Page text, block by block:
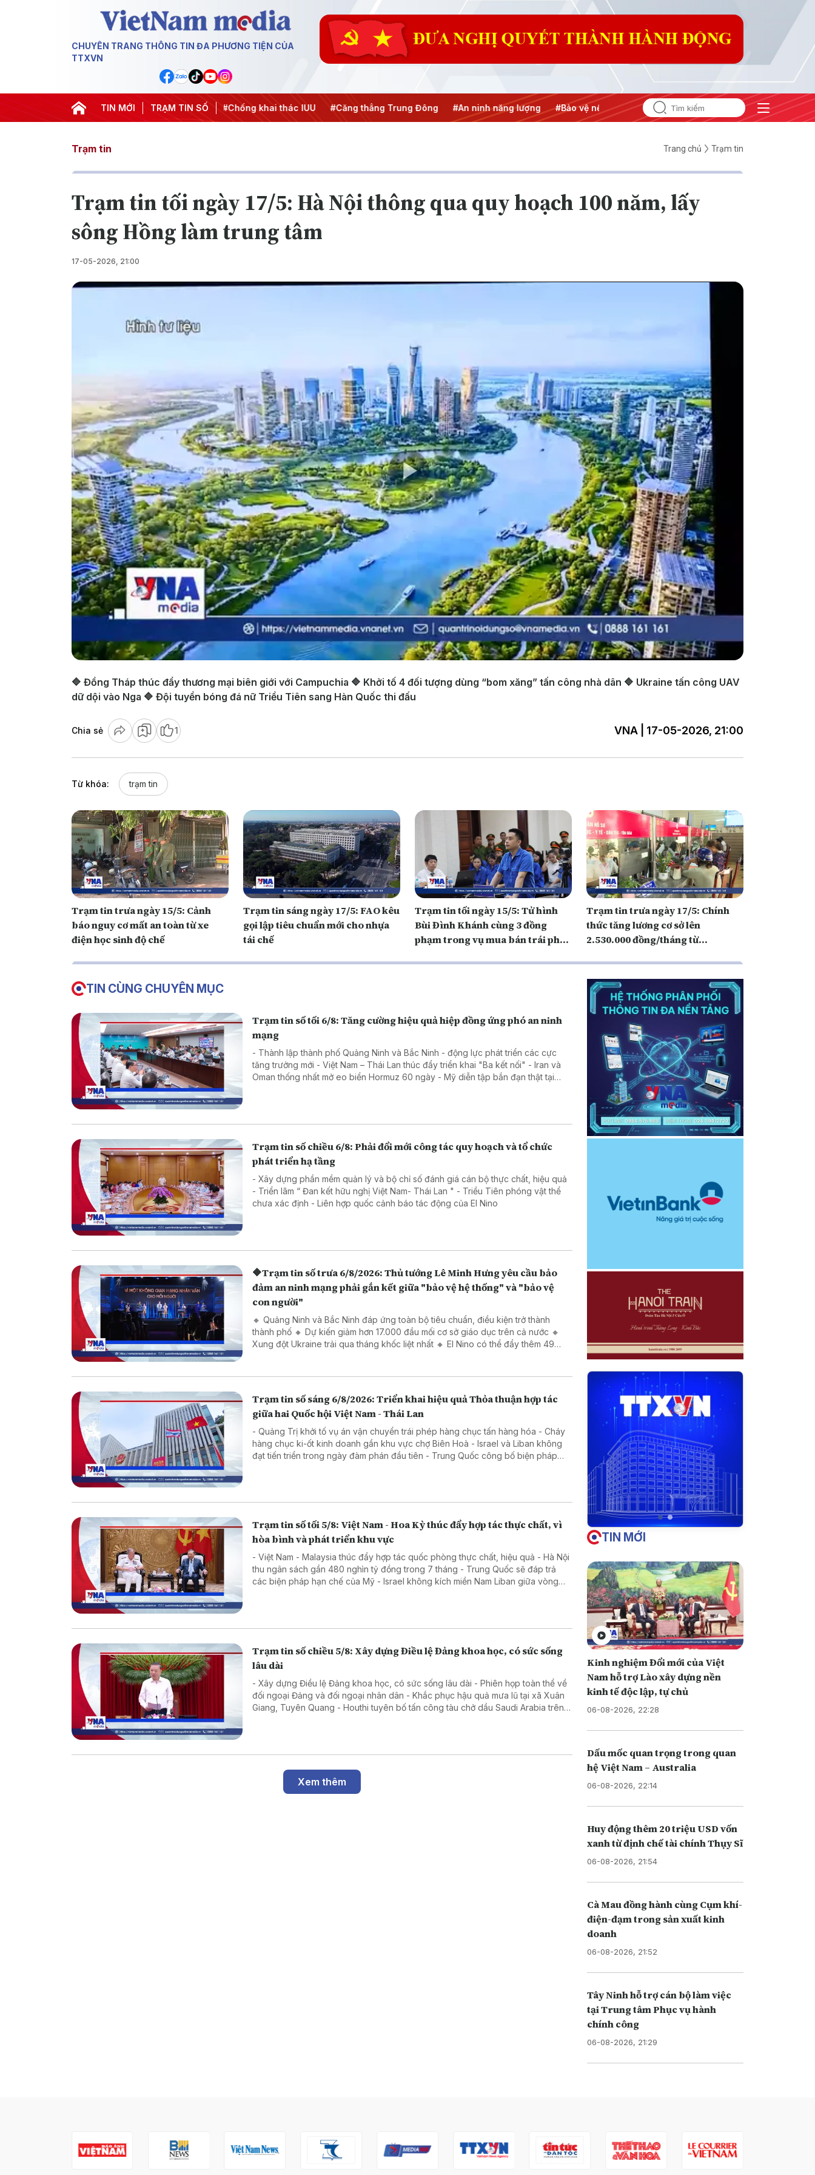
CHUYÊN TRANG THÔNG TIN ĐA PHƯƠNG TIỆN CỦA
TTXVN
TIN MỚI TRẠM TIN SỐ
#Chiến dịch 500 ngày đêm #Chống khai thác IUU #Căng thẳng Trung Đông #An ninh năng lượng #Bảo vệ nền tảng tư tưởng của Đảng #Hội nghị Trung ương 3
Trạm tin Trang chủ Trạm tin
Trạm tin tối ngày 17/5: Hà Nội thông qua quy hoạch 100 năm, lấy
sông Hồng làm trung tâm
17-05-2026, 21:00
Play
Video
🔷 Đồng Tháp thúc đẩy thương mại biên giới với Campuchia 🔷 Khởi tố 4 đối tượng dùng “bom xăng” tấn công nhà dân 🔷 Ukraine tấn công UAV
dữ dội vào Nga 🔷 Đội tuyển bóng đá nữ Triều Tiên sang Hàn Quốc thi đấu
Chia sẻ 1 VNA | 17-05-2026, 21:00
Từ khóa: trạm tin
Trạm tin trưa ngày 15/5: Cảnh
báo nguy cơ mất an toàn từ xe
điện học sinh độ chế
Trạm tin sáng ngày 17/5: FAO kêu
gọi lập tiêu chuẩn mới cho nhựa
tái chế
Trạm tin tối ngày 15/5: Tử hình
Bùi Đình Khánh cùng 3 đồng
phạm trong vụ mua bán trái phép
Trạm tin trưa ngày 17/5: Chính
thức tăng lương cơ sở lên
2.530.000 đồng/tháng từ
TIN CÙNG CHUYÊN MỤC
Trạm tin số tối 6/8: Tăng cường hiệu quả hiệp đồng ứng phó an ninh
mạng
- Thành lập thành phố Quảng Ninh và Bắc Ninh - động lực phát triển các cực
tăng trưởng mới - Việt Nam – Thái Lan thúc đẩy triển khai "Ba kết nối" - Iran và
Oman thống nhất mở eo biển Hormuz 60 ngày - Mỹ diễn tập bắn đạn thật tại
Trạm tin số chiều 6/8: Phải đổi mới công tác quy hoạch và tổ chức
phát triển hạ tầng
- Xây dựng phần mềm quản lý và bộ chỉ số đánh giá cán bộ thực chất, hiệu quả
- Triển lãm “ Đan kết hữu nghị Việt Nam- Thái Lan " - Triều Tiên phóng vật thể
chưa xác định - Liên hợp quốc cảnh báo tác động của El Nino
🔶Trạm tin số trưa 6/8/2026: Thủ tướng Lê Minh Hưng yêu cầu bảo
đảm an ninh mạng phải gắn kết giữa "bảo vệ hệ thống" và "bảo vệ
con người"
🔸 Quảng Ninh và Bắc Ninh đáp ứng toàn bộ tiêu chuẩn, điều kiện trở thành
thành phố 🔸 Dự kiến giảm hơn 17.000 đầu mối cơ sở giáo dục trên cả nước 🔸
Xung đột Ukraine trải qua tháng khốc liệt nhất 🔸 El Nino có thể đẩy thêm 49
Trạm tin số sáng 6/8/2026: Triển khai hiệu quả Thỏa thuận hợp tác
giữa hai Quốc hội Việt Nam - Thái Lan
- Quảng Trị khởi tố vụ án vận chuyển trái phép hàng chục tấn hàng hóa - Cháy
hàng chục ki-ốt kinh doanh gần khu vực chợ Biên Hoà - Israel và Liban không
đạt tiến triển trong ngày đàm phán đầu tiên - Trung Quốc công bố biện pháp
Trạm tin số tối 5/8: Việt Nam - Hoa Kỳ thúc đẩy hợp tác thực chất, vì
hòa bình và phát triển khu vực
- Việt Nam - Malaysia thúc đẩy hợp tác quốc phòng thực chất, hiệu quả - Hà Nội
thu ngân sách gần 480 nghìn tỷ đồng trong 7 tháng - Trung Quốc sẽ đáp trả
các biện pháp hạn chế của Mỹ - Israel không kích miền Nam Liban giữa vòng
Trạm tin số chiều 5/8: Xây dựng Điều lệ Đảng khoa học, có sức sống
lâu dài
- Xây dựng Điều lệ Đảng khoa học, có sức sống lâu dài - Phiên họp toàn thể về
đối ngoại Đảng và đối ngoại nhân dân - Khắc phục hậu quả mưa lũ tại xã Xuân
Giang, Tuyên Quang - Houthi tuyên bố tấn công tàu chở dầu Saudi Arabia trên
Xem thêm
TIN MỚI
Kinh nghiệm Đổi mới của Việt
Nam hỗ trợ Lào xây dựng nền
kinh tế độc lập, tự chủ
06-08-2026, 22:28
Dấu mốc quan trọng trong quan
hệ Việt Nam – Australia
06-08-2026, 22:14
Huy động thêm 20 triệu USD vốn
xanh từ định chế tài chính Thụy Sĩ
06-08-2026, 21:54
Cà Mau đồng hành cùng Cụm khí-
điện-đạm trong sản xuất kinh
doanh
06-08-2026, 21:52
Tây Ninh hỗ trợ cán bộ làm việc
tại Trung tâm Phục vụ hành
chính công
06-08-2026, 21:29